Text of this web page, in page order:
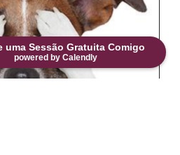
uma Sessão Gratuita Comigo
powered by Calendly